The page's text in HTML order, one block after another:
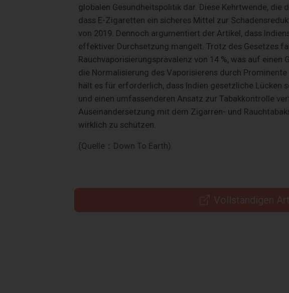
globalen Gesundheitspolitik dar. Diese Kehrtwende,
dass E-Zigaretten ein sicheres Mittel zur
von 2019. Dennoch argumentiert der Artikel, dass
effektiver Durchsetzung mangelt. Trotz des Gesetzes
Rauchvaporisierungsprävalenz von 14 %, was auf
die Normalisierung des Vaporisierens durch
hält es für erforderlich, dass Indien gesetzliche Lücken
und einen umfassenderen Ansatz zur Tabakkontrolle
Auseinandersetzung mit dem Zigarren- und
wirklich zu schützen.
(Quelle：Down To Earth)
Vollständigen